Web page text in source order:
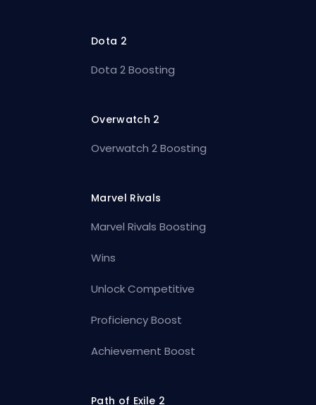
Dota 2
Dota 2 Boosting
Overwatch 2
Overwatch 2 Boosting
Marvel Rivals
Marvel Rivals Boosting
Wins
Unlock Competitive
Proficiency Boost
Achievement Boost
Path of Exile 2